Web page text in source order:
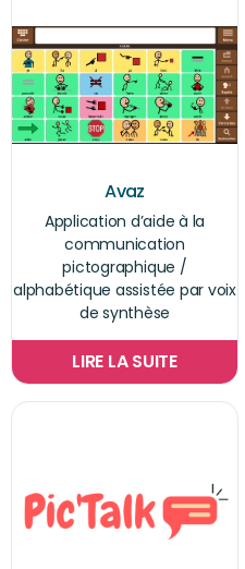
Avaz
Application d’aide à la
communication
pictographique /
alphabétique assistée par voix
de synthèse
LIRE LA SUITE